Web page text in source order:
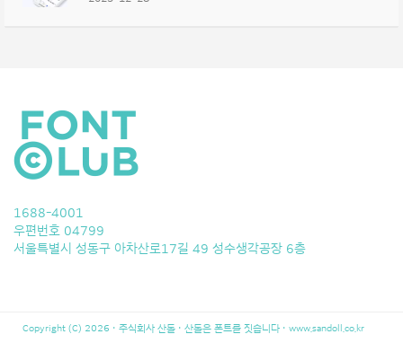
1688-4001
우편번호 04799
서울특별시 성동구 아차산로17길 49 성수생각공장 6층
Copyright (C) 2026 · 주식회사 산돌 · 산돌은 폰트를 짓습니다 · www.sandoll.co.kr